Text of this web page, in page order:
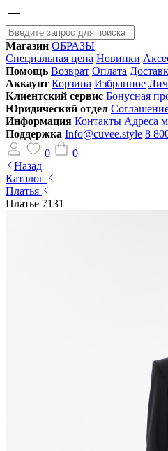
Магазин ОБРАЗЫ
Специальная цена Новинки
Помощь Возврат Оплата
Аккаунт Корзина Избранное
Клиентский сервис Бонусная
Юридический отдел
Информация Контакты Адреса
Поддержка Info@cuvee.style 8
0
0
Назад
Каталог
Платья
Платье 7131